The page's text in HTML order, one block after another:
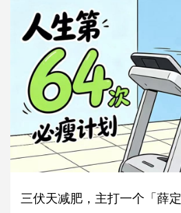
三伏天减肥，主打一个「薛